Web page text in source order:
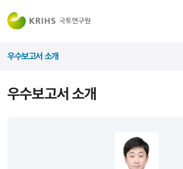
우수보고서 소개
우수보고서 소개